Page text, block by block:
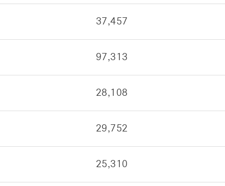
37,457
97,313
28,108
29,752
25,310